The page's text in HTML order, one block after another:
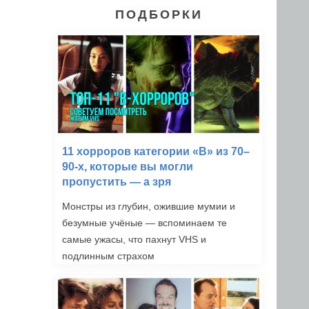
ПОДБОРКИ
11 хорроров категории «B» из 70–
90-х, которые вы могли
пропустить — а зря
Монстры из глубин, ожившие мумии и
безумные учёные — вспоминаем те
самые ужасы, что пахнут VHS и
подлинным страхом